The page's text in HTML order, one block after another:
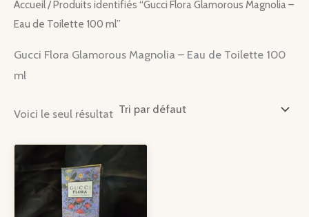
Accueil/ Produits identifiés “Gucci Flora Glamorous Magnolia –
Eau de Toilette 100 ml”
Gucci Flora Glamorous Magnolia – Eau de Toilette 100
ml
Voici le seul résultat